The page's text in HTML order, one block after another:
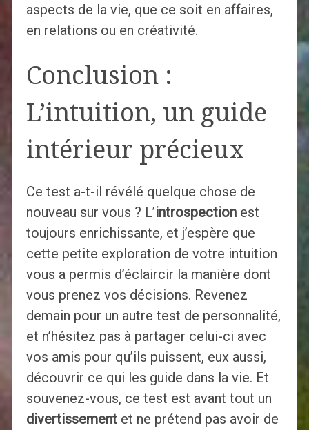
aspects de la vie, que ce soit en affaires,
en relations ou en créativité.
Conclusion :
L’intuition, un guide
intérieur précieux
Ce test a-t-il révélé quelque chose de
nouveau sur vous ? L’introspectionest
toujours enrichissante, et j’espère que
cette petite exploration de votre intuition
vous a permis d’éclaircir la manière dont
vous prenez vos décisions. Revenez
demain pour un autre test de personnalité,
et n’hésitez pas à partager celui-ci avec
vos amis pour qu’ils puissent, eux aussi,
découvrir ce qui les guide dans la vie. Et
souvenez-vous, ce test est avant tout un
divertissementet ne prétend pas avoir de